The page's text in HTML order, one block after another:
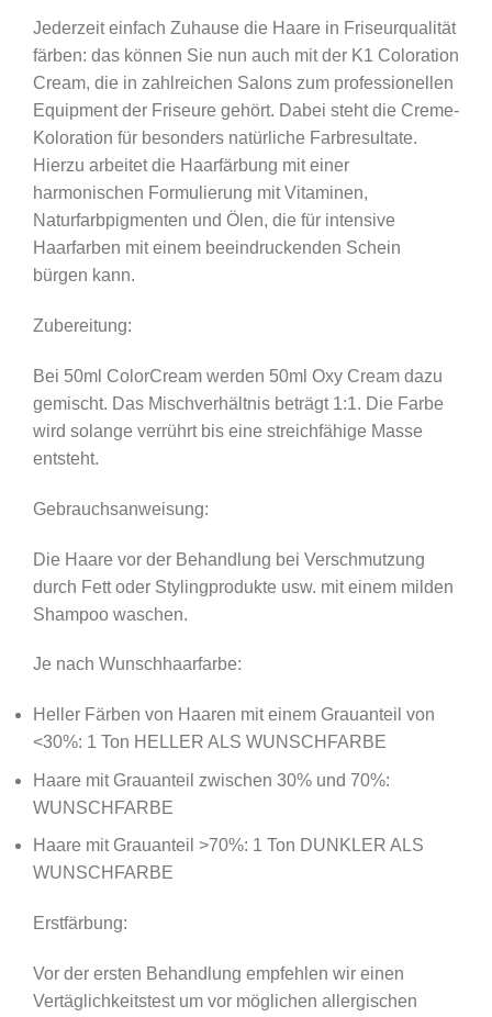
Menge
Jederzeit einfach Zuhause die Haare in Friseurqualität
färben: das können Sie nun auch mit der K1 Coloration
Cream, die in zahlreichen Salons zum professionellen
Equipment der Friseure gehört. Dabei steht die Creme-
Koloration für besonders natürliche Farbresultate.
Hierzu arbeitet die Haarfärbung mit einer
harmonischen Formulierung mit Vitaminen,
Naturfarbpigmenten und Ölen, die für intensive
Haarfarben mit einem beeindruckenden Schein
bürgen kann.
Zubereitung:
Bei 50ml ColorCream werden 50ml Oxy Cream dazu
gemischt. Das Mischverhältnis beträgt 1:1. Die Farbe
wird solange verrührt bis eine streichfähige Masse
entsteht.
Gebrauchsanweisung:
Die Haare vor der Behandlung bei Verschmutzung
durch Fett oder Stylingprodukte usw. mit einem milden
Shampoo waschen.
Je nach Wunschhaarfarbe:
Heller Färben von Haaren mit einem Grauanteil von
<30%: 1 Ton HELLER ALS WUNSCHFARBE
Haare mit Grauanteil zwischen 30% und 70%:
WUNSCHFARBE
Haare mit Grauanteil >70%: 1 Ton DUNKLER ALS
WUNSCHFARBE
Erstfärbung:
Vor der ersten Behandlung empfehlen wir einen
Vertäglichkeitstest um vor möglichen allergischen